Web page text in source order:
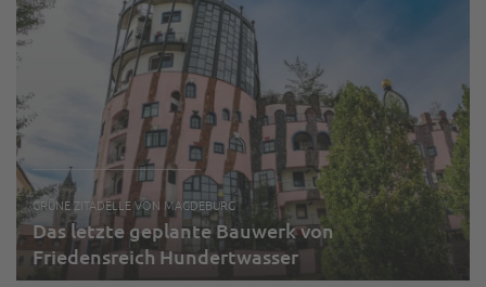
GRÜNE ZITADELLE VON MAGDEBURG
Das letzte geplante Bauwerk von
Friedensreich Hundertwasser